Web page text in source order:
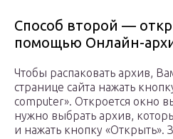
Способ второй —
помощью Онлайн-
Чтобы распаковать архив,
странице сайта нажать
computer». Откроется окно
нужно выбрать архив,
и нажать кнопку «Открыть».